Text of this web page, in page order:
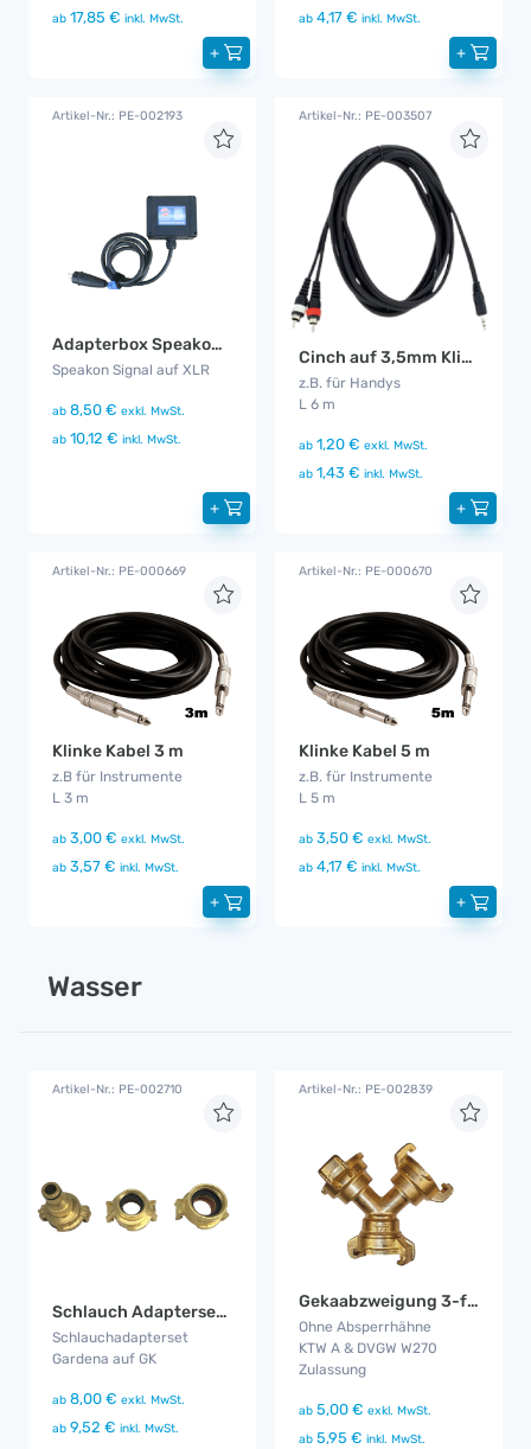
ab 17,85 € inkl. MwSt.
+
ab 4,17 € inkl. MwSt.
+
Artikel-Nr.: PE-002193
Adapterbox Speakon auf XLR
Speakon Signal auf XLR
ab 8,50 € exkl. MwSt.
ab 10,12 € inkl. MwSt.
+
Artikel-Nr.: PE-003507
Cinch auf 3,5mm Klinke Kabel 1,5 m
z.B. für Handys
L 6 m
ab 1,20 € exkl. MwSt.
ab 1,43 € inkl. MwSt.
+
Artikel-Nr.: PE-000669
Klinke Kabel 3 m
z.B für Instrumente
L 3 m
ab 3,00 € exkl. MwSt.
ab 3,57 € inkl. MwSt.
+
Artikel-Nr.: PE-000670
Klinke Kabel 5 m
z.B. für Instrumente
L 5 m
ab 3,50 € exkl. MwSt.
ab 4,17 € inkl. MwSt.
+
Wasser
Artikel-Nr.: PE-002710
Schlauch Adapterset GK
Schlauchadapterset
Gardena auf GK
ab 8,00 € exkl. MwSt.
ab 9,52 € inkl. MwSt.
Artikel-Nr.: PE-002839
Gekaabzweigung 3-fach
Ohne Absperrhähne
KTW A & DVGW W270
Zulassung
ab 5,00 € exkl. MwSt.
ab 5,95 € inkl. MwSt.